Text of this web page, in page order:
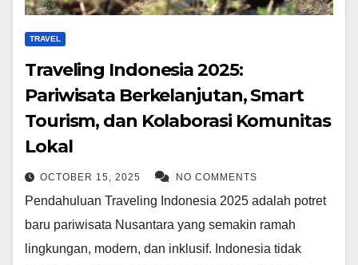
TRAVEL
Traveling Indonesia 2025:
Pariwisata Berkelanjutan, Smart
Tourism, dan Kolaborasi Komunitas
Lokal
OCTOBER 15, 2025 NO COMMENTS
Pendahuluan Traveling Indonesia 2025 adalah potret
baru pariwisata Nusantara yang semakin ramah
lingkungan, modern, dan inklusif. Indonesia tidak